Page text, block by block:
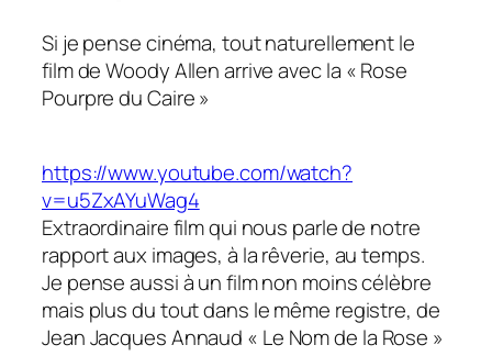
Si je pense cinéma, tout naturellement le
film de Woody Allen arrive avec la « Rose
Pourpre du Caire »
https://www.youtube.com/watch?
v=u5ZxAYuWag4
Extraordinaire film qui nous parle de notre
rapport aux images, à la rêverie, au temps.
Je pense aussi à un film non moins célèbre
mais plus du tout dans le même registre, de
Jean Jacques Annaud « Le Nom de la Rose »